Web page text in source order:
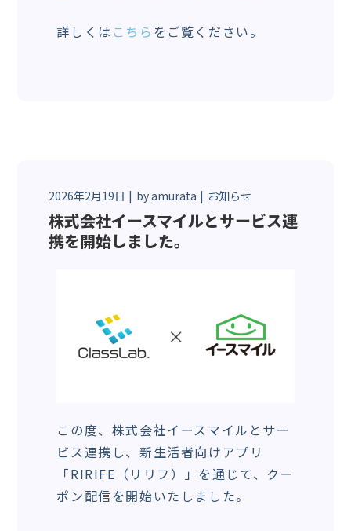
詳しくは こちら をご覧ください。
2026年2月19日 byamurata お知らせ
株式会社イースマイルとサービス連
携を開始しました。
この度、株式会社イースマイルとサー
ビス連携し、新生活者向けアプリ
「RIRIFE（リリフ）」を通じて、クー
ポン配信を開始いたしました。